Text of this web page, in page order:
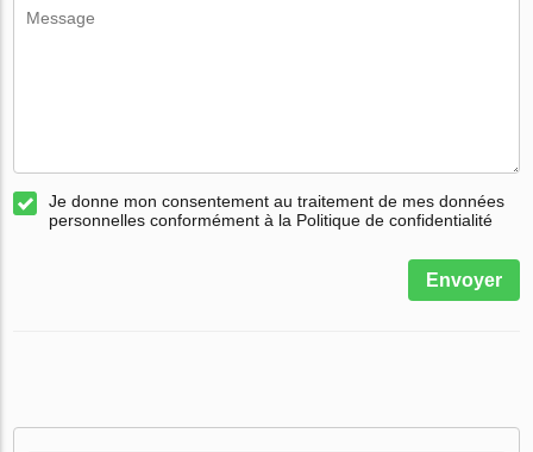
Je donne mon consentement au traitement de mes données
personnelles conformément à la Politique de confidentialité
Envoyer